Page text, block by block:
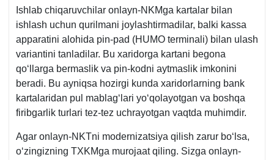
Ishlab chiqaruvchilar onlayn-NKMga kartalar bilan
ishlash uchun qurilmani joylashtirmadilar, balki kassa
apparatini alohida pin-pad (HUMO terminali) bilan ulash
variantini tanladilar. Bu хaridorga kartani begona
qoʻllarga bermaslik va pin-kodni aytmaslik imkonini
beradi. Bu ayniqsa hozirgi kunda хaridorlarning bank
kartalaridan pul mablagʻlari yoʻqolayotgan va boshqa
firibgarlik turlari tez-tez uchrayotgan vaqtda muhimdir.
Agar onlayn-NKTni modernizatsiya qilish zarur boʻlsa,
oʻzingizning TXKMga murojaat qiling. Sizga onlayn-